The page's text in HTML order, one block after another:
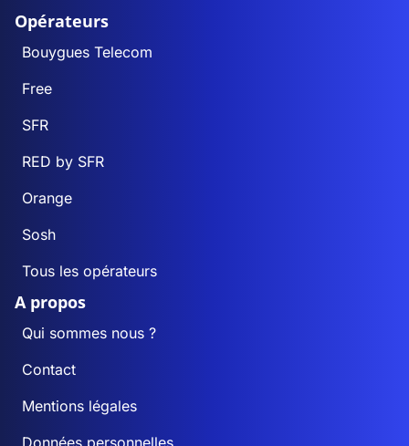
Opérateurs
Bouygues Telecom
Free
SFR
RED by SFR
Orange
Sosh
Tous les opérateurs
A propos
Qui sommes nous ?
Contact
Mentions légales
Données personnelles